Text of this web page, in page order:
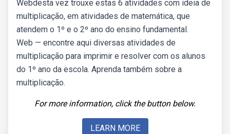
Webdesta vez trouxe estas 6 atividades com ideia de
multiplicação, em atividades de matemática, que
atendem o 1º e o 2º ano do ensino fundamental.
Web — encontre aqui diversas atividades de
multiplicação para imprimir e resolver com os alunos
do 1º ano da escola. Aprenda também sobre a
multiplicação.
For more information, click the button below.
LEARN MORE